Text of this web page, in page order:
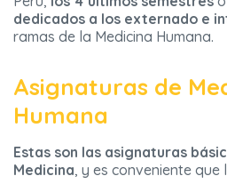
dedicados a los externado e
ramas de la Medicina Humana.
Asignaturas de
Humana
Estas son las asignaturas
Medicina, y es conveniente que